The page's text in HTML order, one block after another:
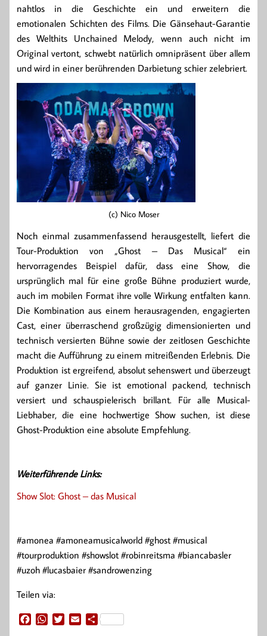
nahtlos in die Geschichte ein und erweitern die
emotionalen Schichten des Films. Die Gänsehaut-Garantie
des Welthits Unchained Melody, wenn auch nicht im
Original vertont, schwebt natürlich omnipräsent über allem
und wird in einer berührenden Darbietung schier zelebriert.
(c) Nico Moser
Noch einmal zusammenfassend herausgestellt, liefert die
Tour-Produktion von „Ghost – Das Musical“ ein
hervorragendes Beispiel dafür, dass eine Show, die
ursprünglich mal für eine große Bühne produziert wurde,
auch im mobilen Format ihre volle Wirkung entfalten kann.
Die Kombination aus einem herausragenden, engagierten
Cast, einer überraschend großzügig dimensionierten und
technisch versierten Bühne sowie der zeitlosen Geschichte
macht die Aufführung zu einem mitreißenden Erlebnis. Die
Produktion ist ergreifend, absolut sehenswert und überzeugt
auf ganzer Linie. Sie ist emotional packend, technisch
versiert und schauspielerisch brillant. Für alle Musical-
Liebhaber, die eine hochwertige Show suchen, ist diese
Ghost-Produktion eine absolute Empfehlung.
Weiterführende Links:
Show Slot: Ghost – das Musical
#amonea #amoneamusicalworld #ghost #musical
#tourproduktion #showslot #robinreitsma #biancabasler
#uzoh #lucasbaier #sandrowenzing
Teilen via:
W
T